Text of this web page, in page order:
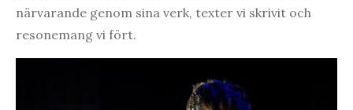
närvarande genom sina verk, texter vi skrivit och
resonemang vi fört.